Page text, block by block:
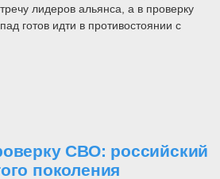
лидеров альянса, а в проверку
готов идти в противостоянии с
СВО: российский
поколения